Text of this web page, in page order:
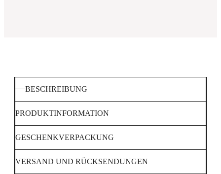
BESCHREIBUNG
PRODUKTINFORMATION
GESCHENKVERPACKUNG
VERSAND UND RÜCKSENDUNGEN